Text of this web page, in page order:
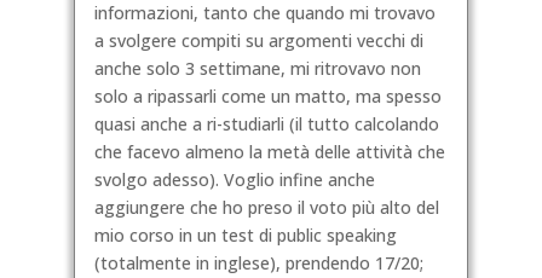
informazioni, tanto che quando mi trovavo
a svolgere compiti su argomenti vecchi di
anche solo 3 settimane, mi ritrovavo non
solo a ripassarli come un matto, ma spesso
quasi anche a ri-studiarli (il tutto calcolando
che facevo almeno la metà delle attività che
svolgo adesso). Voglio infine anche
aggiungere che ho preso il voto più alto del
mio corso in un test di public speaking
(totalmente in inglese), prendendo 17/20;